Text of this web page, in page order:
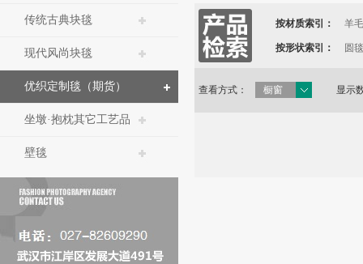
传统古典块毯
现代风尚块毯
优织定制毯（期货）
坐墩·抱枕其它工艺品
壁毯
按材质索引： 羊
按形状索引： 圆毯
查看方式： 橱窗 显示